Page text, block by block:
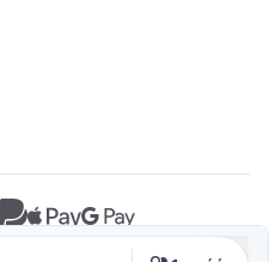
© 2026 Crovillas GmbH